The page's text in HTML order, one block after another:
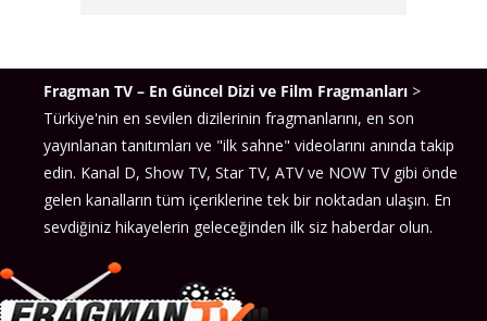
Fragman TV – En Güncel Dizi ve Film Fragmanları >
Türkiye'nin en sevilen dizilerinin fragmanlarını, en son
yayınlanan tanıtımları ve "ilk sahne" videolarını anında takip
edin. Kanal D, Show TV, Star TV, ATV ve NOW TV gibi önde
gelen kanalların tüm içeriklerine tek bir noktadan ulaşın. En
sevdiğiniz hikayelerin geleceğinden ilk siz haberdar olun.